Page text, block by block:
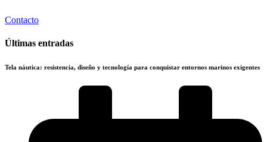
Contacto
Últimas entradas
Tela náutica: resistencia, diseño y tecnología para conquistar entornos marinos exigentes